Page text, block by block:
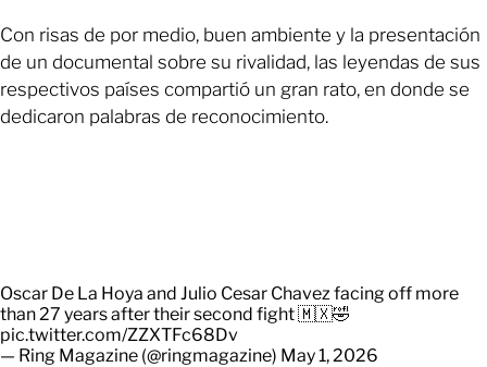
Con risas de por medio, buen ambiente y la presentación
de un documental sobre su rivalidad, las leyendas de sus
respectivos países compartió un gran rato, en donde se
dedicaron palabras de reconocimiento.
Oscar De La Hoya and Julio Cesar Chavez facing off more
than 27 years after their second fight 🇲🇽🤣
pic.twitter.com/ZZXTFc68Dv
— Ring Magazine (@ringmagazine) May 1, 2026